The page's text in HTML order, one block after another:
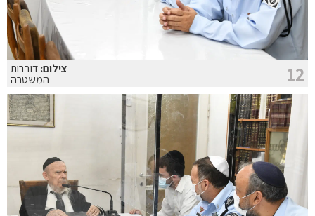
12 צילום:דוברות
המשטרה